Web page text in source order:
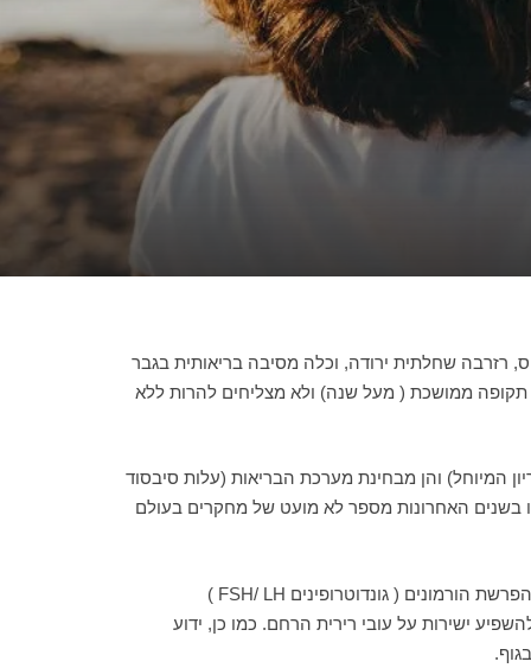
רזרבה שחלתית ירודה, וכלה מסיבה בריאותית בגבר
תקופה ממושכת ( מעל שנה) ולא מצליחים להרות ללא
המיוחל) והן מבחינת מערכת הבריאות (עלות סיבסוד
בשנים האחרונות מספר לא מועט של מחקרים בעולם
דיקור סיני, הינה טכניקה שכיחה רבת שנים המסוגלת לאזן את המערכת הגניקולוגית באישה. אופן השפעת הדיקור יכול להיות דרך הפרשת הורמונים ( גונדוטרופינים FSH/ LH )
ישירות על עובי רירית הרחם. כמו כן, ידוע